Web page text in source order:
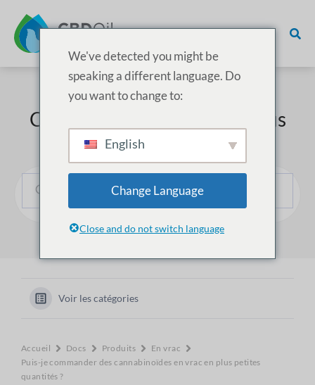
Comment pouvons-nous vous
aider ?
Voir les catégories
Accueil Docs Produits
En vrac
Puis-je commander des cannabinoïdes en vrac en plus petites
quantités ?
We've detected you might be
speaking a different language. Do
you want to change to:
English
Change Language
Close and do not switch language